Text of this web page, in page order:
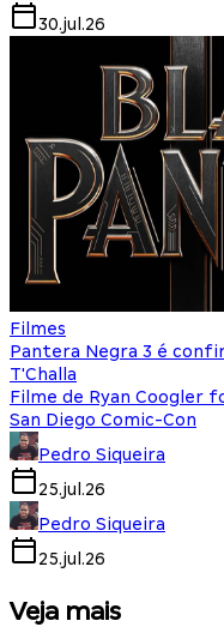
30.jul.26
Filmes
Pantera Negra 3 é
T'Challa
Filme de Ryan Coogler
San Diego Comic-Con
Pedro Siqueira
25.jul.26
Pedro Siqueira
25.jul.26
Veja mais